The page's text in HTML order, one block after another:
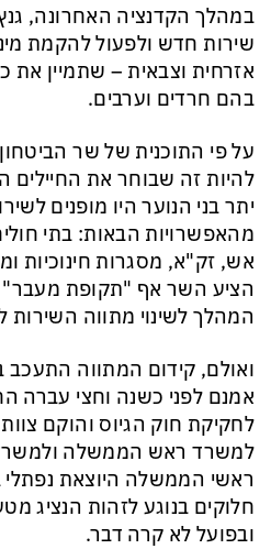
במהלך הקדנציה האחרונה,
שירות חדש ולפעול להקמת
אזרחית וצבאית – שתמיין את
בהם חרדים וערבים.
על פי התוכנית של שר
להיות זה שבוחר את החיילים
יתר בני הנוער היו מופנים
מהאפשרויות הבאות: בתי
אש, זק"א, מסגרות חינוכיות
המהלך לשינוי מתווה השירות
ואולם, קידום המתווה
אמנם לפני כשנה וחצי עברה
לחקיקת חוק הגיוס והוקם
למשרד ראש הממשלה
ראשי הממשלה היוצאת נפתלי
חלוקים בנוגע לזהות הנציג
ובפועל לא קרה דבר.